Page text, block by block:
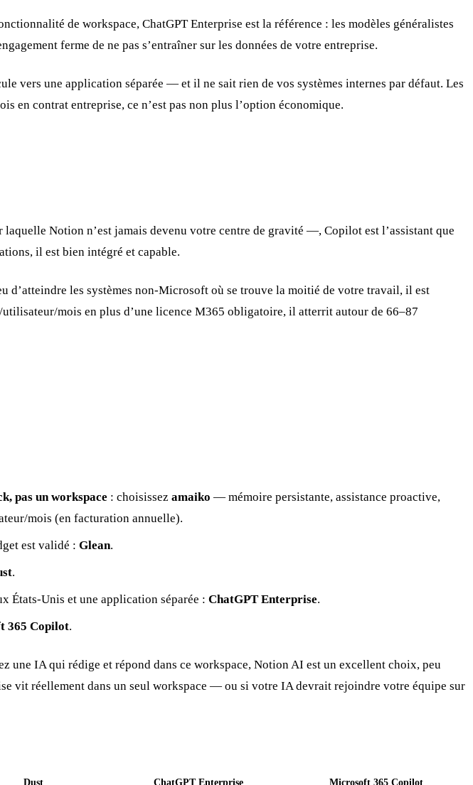
de workspace, ChatGPT Enterprise est la référence : les modèles généralistes
ferme de ne pas s’entraîner sur les données de votre entreprise.
vers une application séparée — et il ne sait rien de vos systèmes internes par défaut. Les
en contrat entreprise, ce n’est pas non plus l’option économique.
Notion n’est jamais devenu votre centre de gravité —, Copilot est l’assistant que
il est bien intégré et capable.
d’atteindre les systèmes non-Microsoft où se trouve la moitié de votre travail, il est
mois en plus d’une licence M365 obligatoire, il atterrit autour de 66–87
pas un workspace : choisissez amaiko — mémoire persistante, assistance proactive,
mois (en facturation annuelle).
est validé : Glean.
.
États-Unis et une application séparée : ChatGPT Enterprise.
365 Copilot.
IA qui rédige et répond dans ce workspace, Notion AI est un excellent choix, peu
vit réellement dans un seul workspace — ou si votre IA devrait rejoindre votre équipe sur
Dust ChatGPT Enterprise Microsoft 365 Copilot